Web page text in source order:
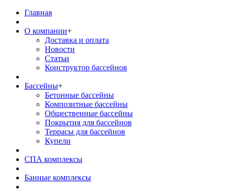
Главная
О компании+
Доставка и оплата
Новости
Статьи
Конструктор бассейнов
Бассейны+
Бетонные бассейны
Композитные бассейны
Общественные бассейны
Покрытия для бассейнов
Террасы для бассейнов
Купели
СПА комплексы
Банные комплексы